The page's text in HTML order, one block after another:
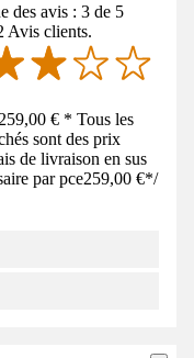
des avis : 3 de 5
Avis clients.
€ * Tous les
sont des prix
de livraison en sus
par pce259,00 €*/